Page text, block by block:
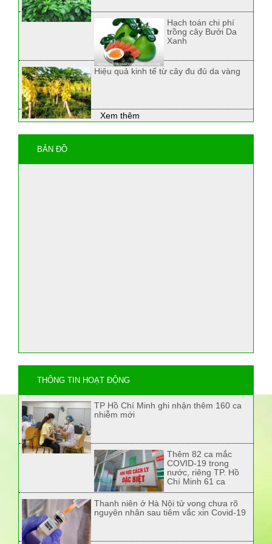
Hạch toán chi phí
trồng cây Bưởi Da
Xanh
Hiệu quả kinh tế từ cây đu đủ da vàng
Xem thêm
BẢN ĐỒ
THÔNG TIN HOẠT ĐỘNG
TP Hồ Chí Minh ghi nhận thêm 160 ca
nhiễm mới
Thêm 82 ca mắc
COVID-19 trong
nước, riêng TP. Hồ
Chí Minh 61 ca
Thanh niên ở Hà Nội tử vong chưa rõ
nguyên nhân sau tiêm vắc xin Covid-19